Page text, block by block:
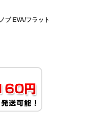
ブ EVA/フラット